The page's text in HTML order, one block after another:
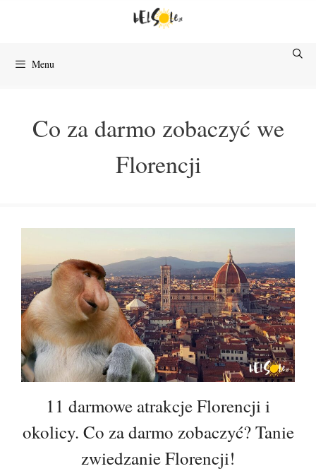
Menu
Co za darmo zobaczyć we
Florencji
11 darmowe atrakcje Florencji i
okolicy. Co za darmo zobaczyć? Tanie
zwiedzanie Florencji!